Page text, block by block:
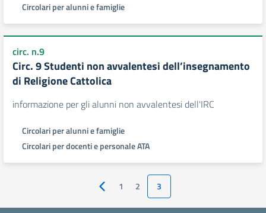
Circolari per alunni e famiglie
circ. n.9
Circ. 9 Studenti non avvalentesi dell’insegnamento
di Religione Cattolica
informazione per gli alunni non avvalentesi dell'IRC
Circolari per alunni e famiglie
Circolari per docenti e personale ATA
Pagina precedente
1 2 3